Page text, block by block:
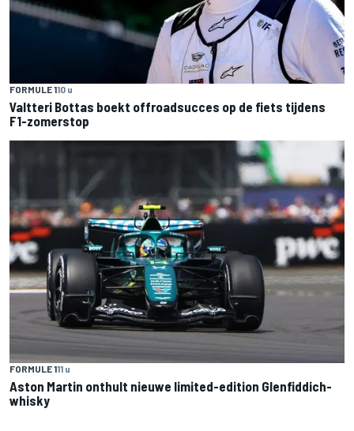
FORMULE 110 u
Valtteri Bottas boekt offroadsucces op de fiets tijdens
F1-zomerstop
FORMULE 111 u
Aston Martin onthult nieuwe limited-edition Glenfiddich-
whisky